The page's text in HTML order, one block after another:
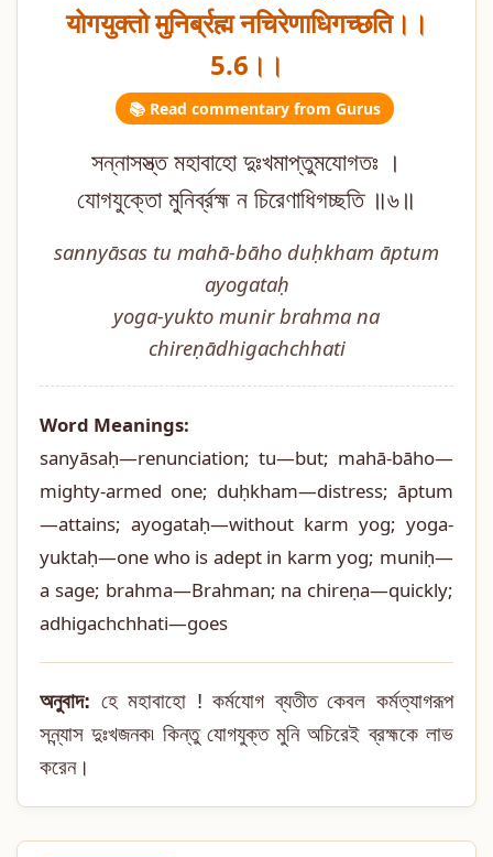
योगयुक्तो मुनिर्ब्रह्म नचिरेणाधिगच्छति।।
5.6।।
📚 Read commentary from Gurus
সন্নাসস্ত্ত মহাবাহো দুঃখমাপ্তুমযোগতঃ ।
যোগযুক্তো মুনির্ব্রহ্ম ন চিরেণাধিগচ্ছতি ॥৬॥
sannyāsas tu mahā-bāho duḥkham āptum
ayogataḥ
yoga-yukto munir brahma na
chireṇādhigachchhati
Word Meanings:
sanyāsaḥ—renunciation; tu—but; mahā-bāho—
mighty-armed one; duḥkham—distress; āptum
—attains; ayogataḥ—without karm yog; yoga-
yuktaḥ—one who is adept in karm yog; muniḥ—
a sage; brahma—Brahman; na chireṇa—quickly;
adhigachchhati—goes
অনুবাদ: হে মহাবাহো ! কর্মযোগ ব্যতীত কেবল কর্মত্যাগরূপ
সন্ন্যাস দুঃখজনক৷ কিন্তু যোগযুক্ত মুনি অচিরেই ব্রহ্মকে লাভ
করেন।